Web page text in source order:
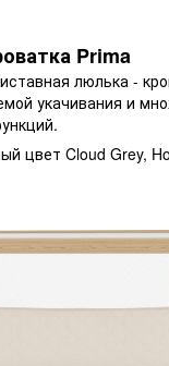
Prima
люлька -
укачивания и
цвет Cloud Grey,